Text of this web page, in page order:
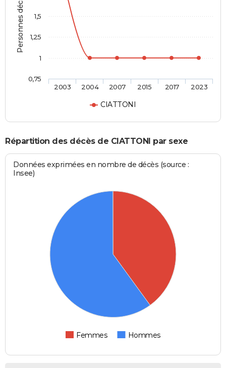
Personnes décédées
CIATTONI
2003 2004 2007 2015 2017 2023
0,75
1
1,25
1,5
Répartition des décès de CIATTONI par sexe
Données exprimées en nombre de décès (source :
Insee)
Femmes Hommes